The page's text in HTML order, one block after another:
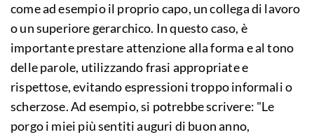
come ad esempio il proprio capo, un collega di lavoro
o un superiore gerarchico. In questo caso, è
importante prestare attenzione alla forma e al tono
delle parole, utilizzando frasi appropriate e
rispettose, evitando espressioni troppo informali o
scherzose. Ad esempio, si potrebbe scrivere: "Le
porgo i miei più sentiti auguri di buon anno,